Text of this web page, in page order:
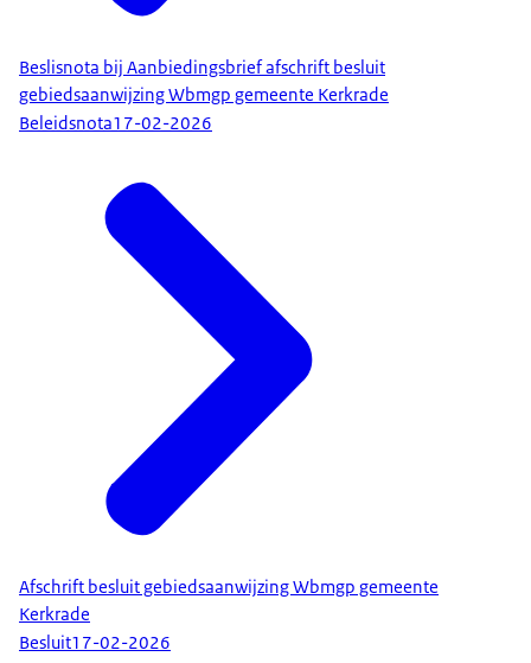
Beslisnota bij Aanbiedingsbrief afschrift besluit
gebiedsaanwijzing Wbmgp gemeente Kerkrade
Beleidsnota17-02-2026
Afschrift besluit gebiedsaanwijzing Wbmgp gemeente
Kerkrade
Besluit17-02-2026